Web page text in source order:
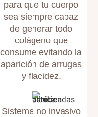
para que tu cuerpo
sea siempre capaz
de generar todo
colágeno que
consume evitando la
aparición de arrugas
y flacidez.
Sistema no invasivo